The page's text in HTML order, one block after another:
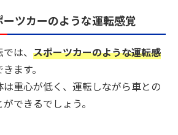
ツカーのような運転感覚
は、 スポーツカーのような運転感
ます。
重心が低く、運転しながら車との
できるでしょう。